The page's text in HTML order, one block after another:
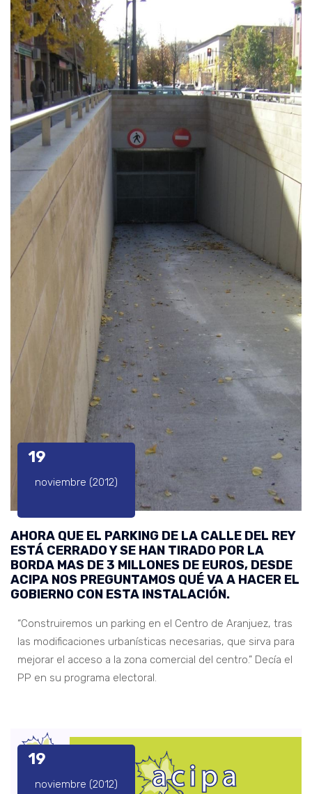
19
noviembre (2012)
AHORA QUE EL PARKING DE LA CALLE DEL REY
ESTÁ CERRADO Y SE HAN TIRADO POR LA
BORDA MAS DE 3 MILLONES DE EUROS, DESDE
ACIPA NOS PREGUNTAMOS QUÉ VA A HACER EL
GOBIERNO CON ESTA INSTALACIÓN.
“Construiremos un parking en el Centro de Aranjuez, tras
las modificaciones urbanísticas necesarias, que sirva para
mejorar el acceso a la zona comercial del centro.” Decía el
PP en su programa electoral.
19
noviembre (2012)